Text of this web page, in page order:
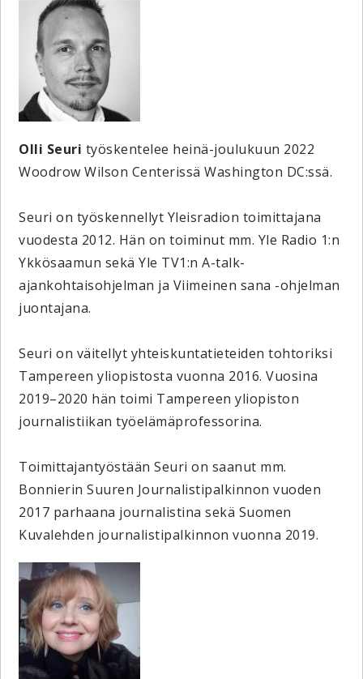
Olli Seuri työskentelee heinä-joulukuun 2022
Woodrow Wilson Centerissä Washington DC:ssä.
Seuri on työskennellyt Yleisradion toimittajana
vuodesta 2012. Hän on toiminut mm. Yle Radio 1:n
Ykkösaamun sekä Yle TV1:n A-talk-
ajankohtaisohjelman ja Viimeinen sana -ohjelman
juontajana.
Seuri on väitellyt yhteiskuntatieteiden tohtoriksi
Tampereen yliopistosta vuonna 2016. Vuosina
2019–2020 hän toimi Tampereen yliopiston
journalistiikan työelämäprofessorina.
Toimittajantyöstään Seuri on saanut mm.
Bonnierin Suuren Journalistipalkinnon vuoden
2017 parhaana journalistina sekä Suomen
Kuvalehden journalistipalkinnon vuonna 2019.